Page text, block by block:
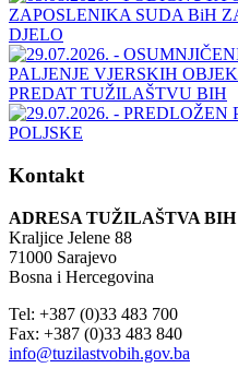
Kontakt
ADRESA TUŽILAŠTVA BIH
Kraljice Jelene 88
71000 Sarajevo
Bosna i Hercegovina
Tel: +387 (0)33 483 700
Fax: +387 (0)33 483 840
info@tuzilastvobih.gov.ba